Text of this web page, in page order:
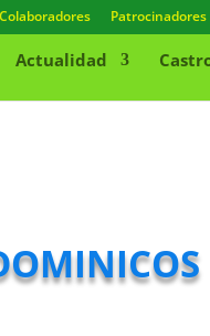
Colaboradores Patrocinadores
Actualidad